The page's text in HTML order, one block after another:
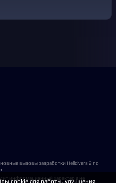
вызовы разработки Helldivers 2 по
информационный характер и не
cookie для работы, улучшения